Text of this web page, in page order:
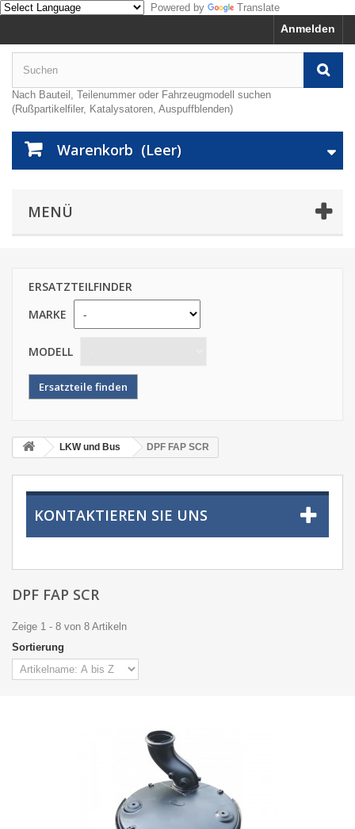
Powered by Translate
Anmelden
Nach Bauteil, Teilenummer oder Fahrzeugmodell suchen
(Rußpartikelfiler, Katalysatoren, Auspuffblenden)
Warenkorb (Leer)
MENÜ
ERSATZTEILFINDER
MARKE
MODELL
LKW und Bus DPF FAP SCR
KONTAKTIEREN SIE UNS
DPF FAP SCR
Zeige 1 - 8 von 8 Artikeln
Sortierung